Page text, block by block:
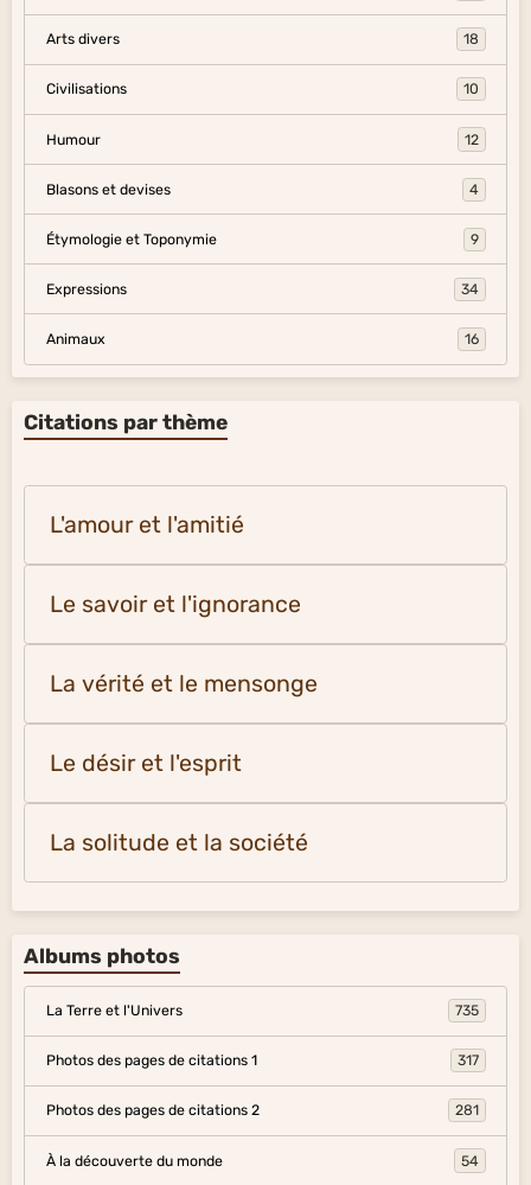
Arts divers 18
Civilisations 10
Humour 12
Blasons et devises 4
Étymologie et Toponymie 9
Expressions 34
Animaux 16
Citations par thème
L'amour et l'amitié
Le savoir et l'ignorance
La vérité et le mensonge
Le désir et l'esprit
La solitude et la société
Albums photos
La Terre et l'Univers 735
Photos des pages de citations 1 317
Photos des pages de citations 2 281
À la découverte du monde 54